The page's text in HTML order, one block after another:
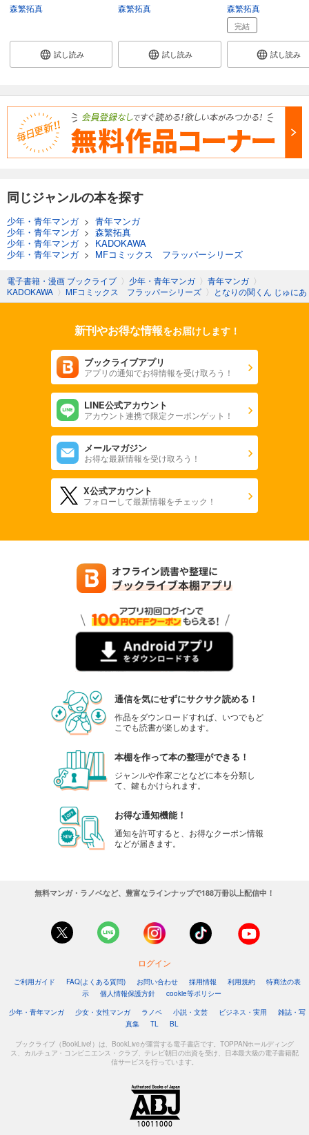
森繁拓真
試し読み
森繁拓真
試し読み
森繁拓真
完結
試し読み
同じジャンルの本を探す
少年・青年マンガ> 青年マンガ
少年・青年マンガ> 森繁拓真
少年・青年マンガ> KADOKAWA
少年・青年マンガ> MFコミックス フラッパーシリーズ
電子書籍・漫画 ブックライブ 〉 少年・青年マンガ 〉 青年マンガ 〉
KADOKAWA 〉 MFコミックス フラッパーシリーズ 〉 となりの関くん じゅにあ
新刊やお得な情報をお届けします！
ブックライブアプリ
アプリの通知でお得情報を受け取ろう！
LINE公式アカウント
アカウント連携で限定クーポンゲット！
メールマガジン
お得な最新情報を受け取ろう！
X公式アカウント
フォローして最新情報をチェック！
通信を気にせずにサクサク読める！
作品をダウンロードすれば、いつでもど
こでも読書が楽しめます。
本棚を作って本の整理ができる！
ジャンルや作家ごとなどに本を分類し
て、鍵もかけられます。
お得な通知機能！
通知を許可すると、お得なクーポン情報
などが届きます。
無料マンガ・ラノベなど、豊富なラインナップで188万冊以上配信中！
ログイン
ご利用ガイド FAQ(よくある質問) お問い合わせ 採用情報 利用規約
特商法の表
示
個人情報保護方針
cookie等ポリシー
少年・青年マンガ
少女・女性マンガ ラノベ 小説・文芸 ビジネス・実用
雑誌・写
真集
TL BL
ブックライブ（BookLive!）は、BookLiveが運営する電子書店です。TOPPANホールディング
ス、カルチュア・コンビニエンス・クラブ、テレビ朝日の出資を受け、日本最大級の電子書籍配
信サービスを行っています。